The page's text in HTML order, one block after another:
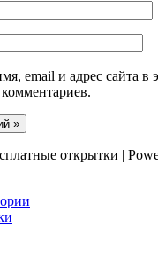
email и адрес сайта в
открытки |